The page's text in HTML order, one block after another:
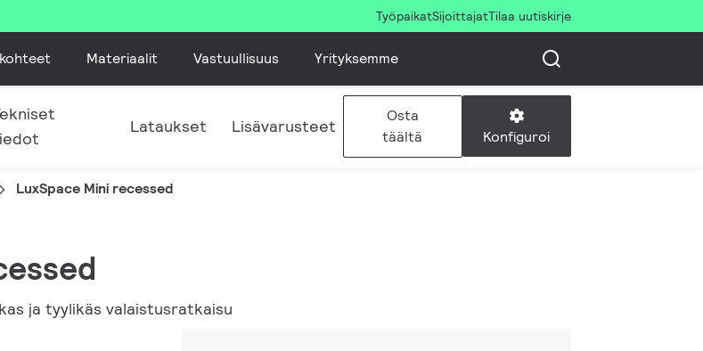
TyöpaikatSijoittajatTilaa uutiskirje
Materiaalit Vastuullisuus Yrityksemme
Lataukset Lisävarusteet
Osta
täältä
Konfiguroi
LuxSpace Mini recessed
ja tyylikäs valaistusratkaisu